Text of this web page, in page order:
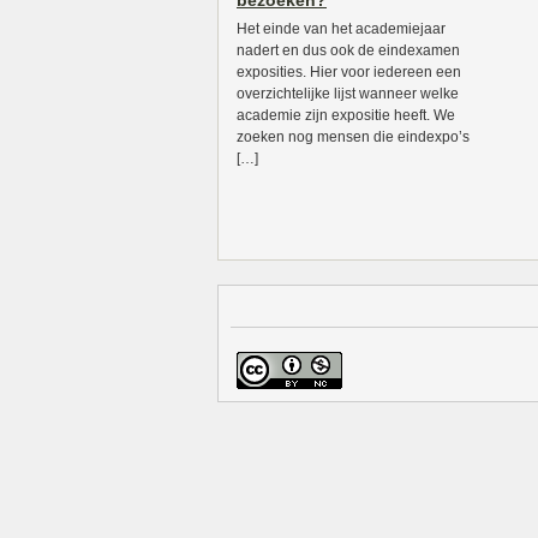
Het einde van het academiejaar
nadert en dus ook de eindexamen
exposities. Hier voor iedereen een
overzichtelijke lijst wanneer welke
academie zijn expositie heeft. We
zoeken nog mensen die eindexpo’s
[…]